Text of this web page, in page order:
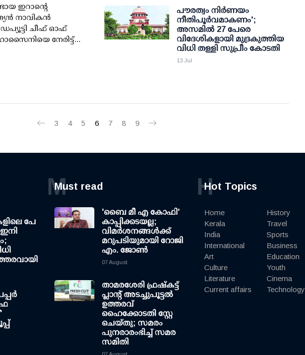
ഇറാന്റെ
നാവികന്‍
ചീഫ് ഓഫ്
നേരിട്ട്...
പൗരത്വം നിര്‍ണയം
നീതിപൂര്‍വമാകണം';
അസമില്‍ 27 പേരെ
വിദേശികളായി മുദ്രകുത്തിയ
വിധി തള്ളി സുപ്രീം കോടതി
13 Jul
3 4 5 6 7 8 9
പേ
Must read
M
'ബൈ മീ എ കോഫി'
കാപ്പിക്കടയല്ല;
വിമര്‍ശനങ്ങള്‍ക്ക്
മറുപടിയുമായി റോജി
എം. ജോണ്‍
07 August
താമരശേരി ഫ്രഷ്കട്ട്
പ്ലാന്റ് അടച്ചുപൂട്ടൽ
ഉത്തരവ്
ഹൈക്കോടതി സ്റ്റേ
ചെയ്തു; സമരം
പുനരാരംഭിച്ച് സമര
സമിതി
Hot Topics
H
Home
Kerala
India
International
Art
Culture
Literature
Current affairs
History
Travel
Sports
Business
Education
Youth
Cinema
Technology